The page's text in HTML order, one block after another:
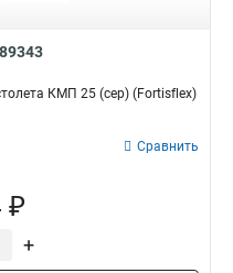
КМП 25 (сер) (Fortisflex)
Сравнить
₽
+